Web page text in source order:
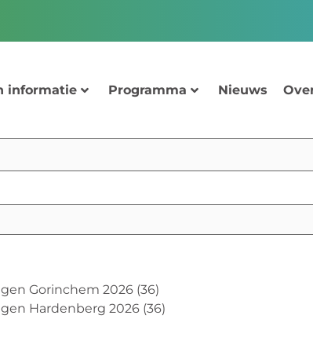
informatie Programma Nieuws
Gorinchem 2026 (36)
Hardenberg 2026 (36)